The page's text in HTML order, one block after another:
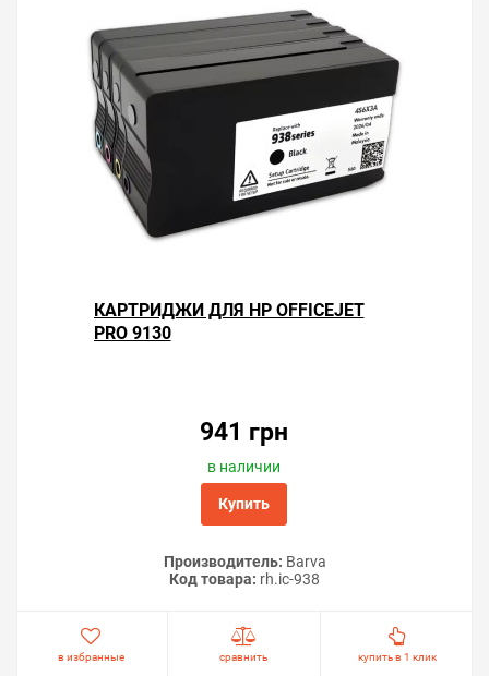
КАРТРИДЖИ ДЛЯ HP OFFICEJET
PRO 9130
941 грн
в наличии
Купить
Производитель: Barva
Код товара: rh.ic-938
в избранные сравнить купить в 1 клик